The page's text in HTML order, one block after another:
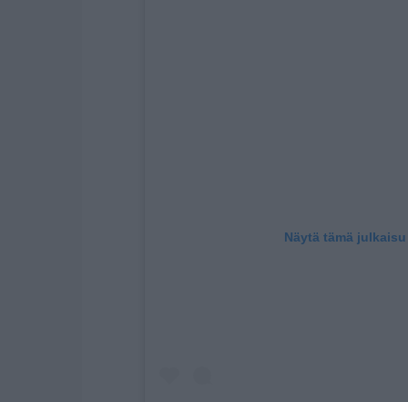
Näytä tämä